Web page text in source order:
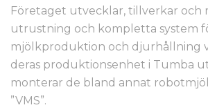
Företaget utvecklar, tillverkar och
utrustning och kompletta system
mjölkproduktion och djurhållning
deras produktionsenhet i Tumba
monterar de bland annat
”VMS”.